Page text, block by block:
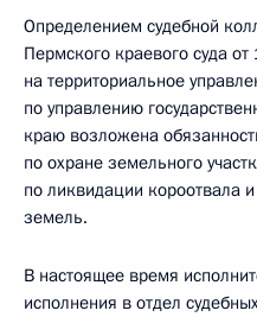
Определением судебной
Пермского краевого суда
на территориальное
по управлению
краю возложена
по охране земельного
по ликвидации короотвала
земель.
В настоящее время
исполнения в отдел